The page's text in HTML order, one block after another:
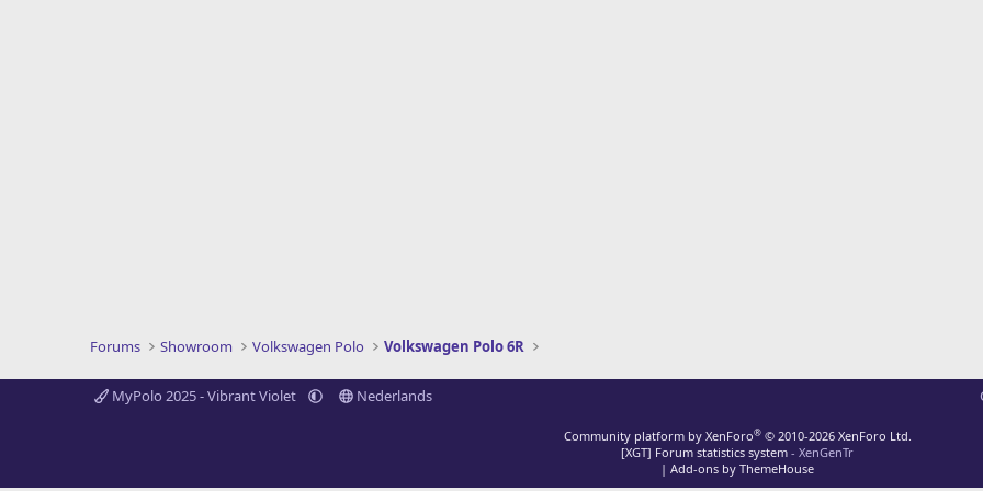
Forums Showroom Volkswagen Polo Volkswagen Polo 6R
MyPolo 2025 - Vibrant Violet Nederlands
Community platform by XenForo® © 2010-2026 XenForo Ltd.
[XGT] Forum statistics system - XenGenTr
| Add-ons by ThemeHouse